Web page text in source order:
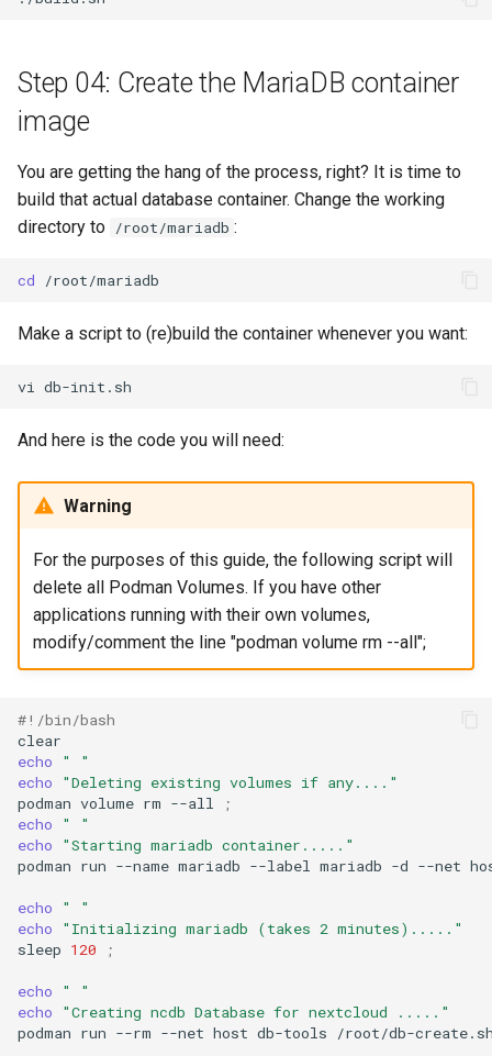
Step 04: Create the MariaDB container
image
You are getting the hang of the process, right? It is time to
build that actual database container. Change the working
directory to /root/mariadb :
cd
Make a script to (re)build the container whenever you want:
vi
And here is the code you will need:
Warning
For the purposes of this guide, the following script will
delete all Podman Volumes. If you have other
applications running with their own volumes,
modify/comment the line "podman volume rm --all";
#!/bin/bash
echo
" "
echo
"Deleting existing volumes if any...."
podman volume rm --all
;
echo
" "
echo
"Starting mariadb container....."
podman run --name mariadb --label mariadb -d --net
echo
" "
echo
"Initializing mariadb (takes 2 minutes)....."
sleep 120 ;
echo
" "
echo
"Creating ncdb Database for nextcloud ....."
podman run --rm --net host db-tools /root/db-